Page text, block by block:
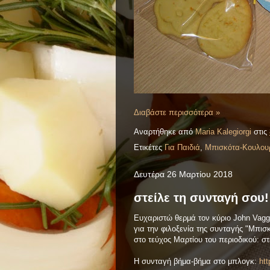
Διαβάστε περισσότερα »
Αναρτήθηκε απόMaria Kalegiorgi στις
Ετικέτες Για Παιδιά, Μπισκότα-
Δευτέρα 26 Μαρτίου 2018
στείλε τη συνταγή
Ευχαριστώ θερμά τον κύριο John
για την φιλοξενία της συνταγής
στο τεύχος Μαρτίου του περιοδικού:
Η συνταγή βήμα-βήμα στο μπλογκ: